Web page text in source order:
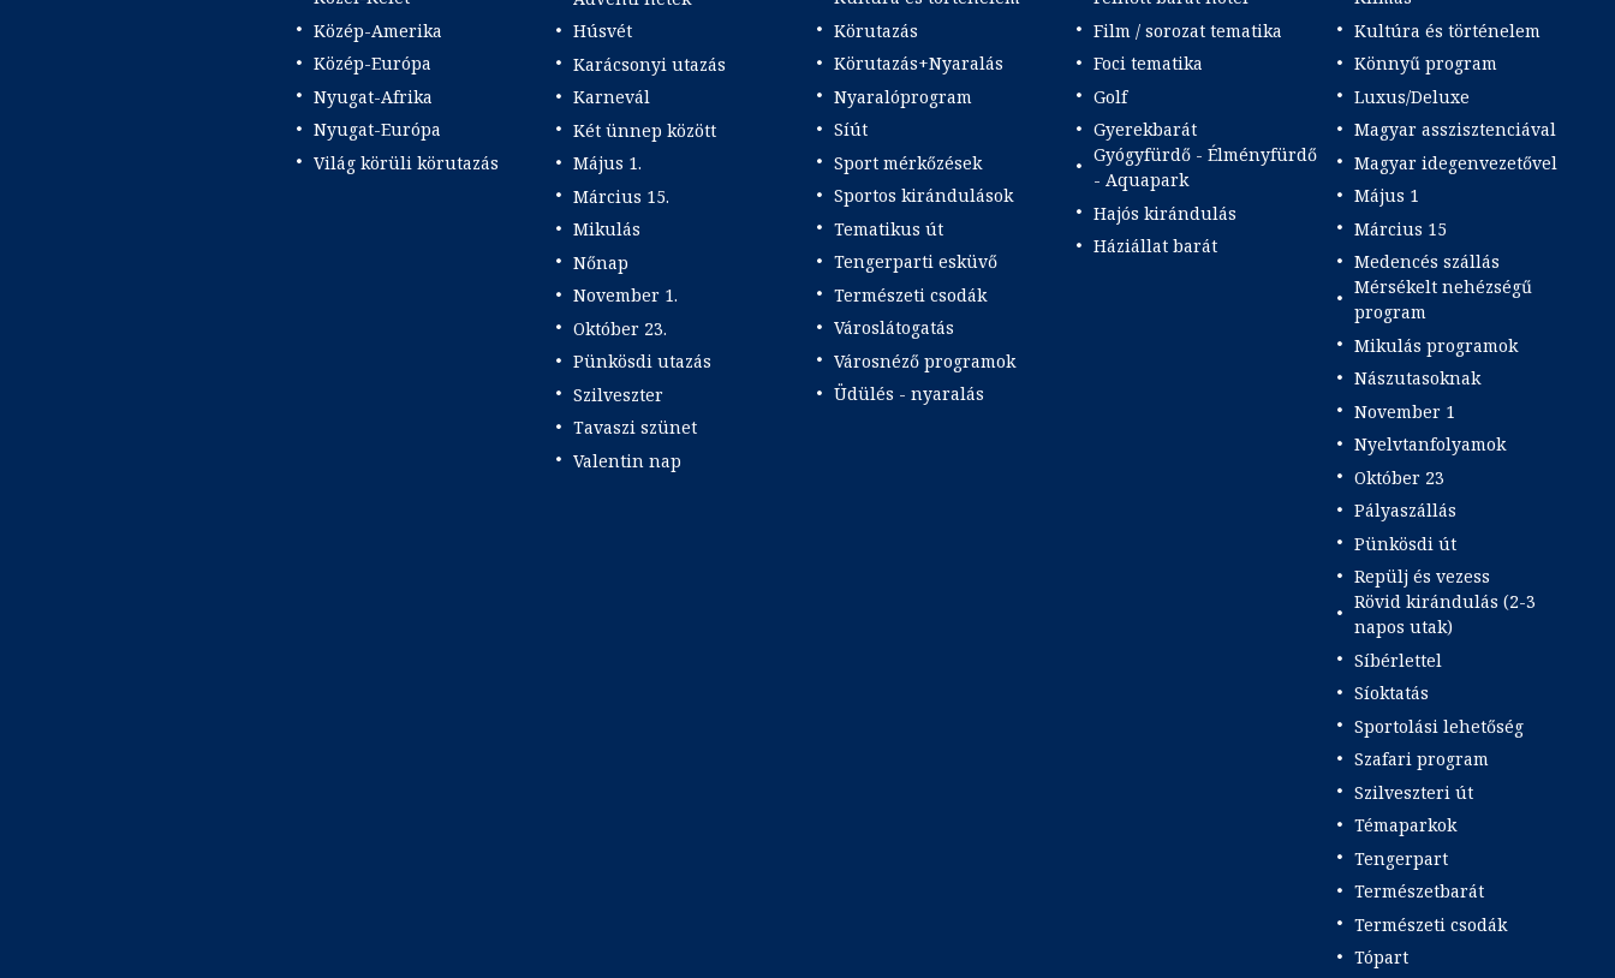
Közép-Amerika
Közép-Európa
Nyugat-Afrika
Nyugat-Európa
Világ körüli körutazás
Húsvét
Karácsonyi utazás
Karnevál
Két ünnep között
Május 1.
Március 15.
Mikulás
Nőnap
November 1.
Október 23.
Pünkösdi utazás
Szilveszter
Tavaszi szünet
Valentin nap
Körutazás
Körutazás+Nyaralás
Nyaralóprogram
Síút
Sport mérkőzések
Sportos kirándulások
Tematikus út
Tengerparti esküvő
Természeti csodák
Városlátogatás
Városnéző programok
Üdülés - nyaralás
Film / sorozat tematika
Foci tematika
Golf
Gyerekbarát
Gyógyfürdő - Élményfürdő
- Aquapark
Hajós kirándulás
Háziállat barát
Kultúra és történelem
Könnyű program
Luxus/Deluxe
Magyar asszisztenciával
Magyar idegenvezetővel
Május 1
Március 15
Medencés szállás
Mérsékelt nehézségű
program
Mikulás programok
Nászutasoknak
November 1
Nyelvtanfolyamok
Október 23
Pályaszállás
Pünkösdi út
Repülj és vezess
Rövid kirándulás (2-3
napos utak)
Síbérlettel
Síoktatás
Sportolási lehetőség
Szafari program
Szilveszteri út
Témaparkok
Tengerpart
Természetbarát
Természeti csodák
Tópart